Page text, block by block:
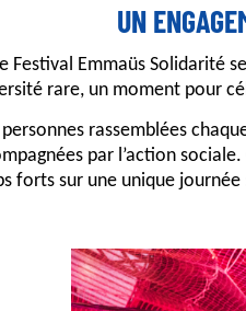
UN
Festival Emmaüs Solidarité
rare, un moment pour
rassemblées
par l’action
forts sur une unique journée